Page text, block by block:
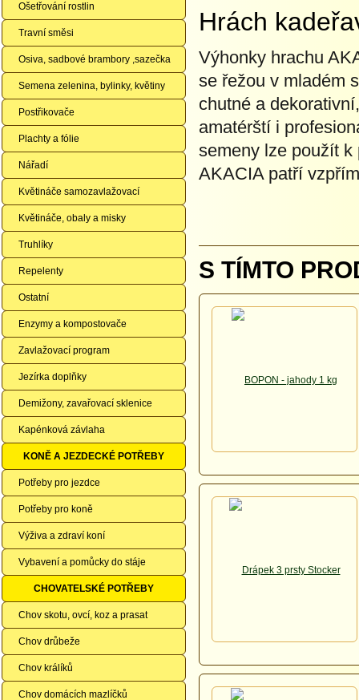
Ošetřování rostlin
Travní směsi
Osiva, sadbové brambory ,sazečka
Semena zelenina, bylinky, květiny
Postřikovače
Plachty a fólie
Nářadí
Květináče samozavlažovací
Květináče, obaly a misky
Truhlíky
Repelenty
Ostatní
Enzymy a kompostovače
Zavlažovací program
Jezírka doplňky
Demižony, zavařovací sklenice
Kapénková závlaha
KONĚ A JEZDECKÉ POTŘEBY
Potřeby pro jezdce
Potřeby pro koně
Výživa a zdraví koní
Vybavení a pomůcky do stáje
CHOVATELSKÉ POTŘEBY
Chov skotu, ovcí, koz a prasat
Chov drůbeže
Chov králíků
Chov domácích mazlíčků
Hrách
Výhonky hrachu
se řežou v mladém
chutné a
amatérští i
semeny lze použít k
AKACIA patří
S TÍMTO